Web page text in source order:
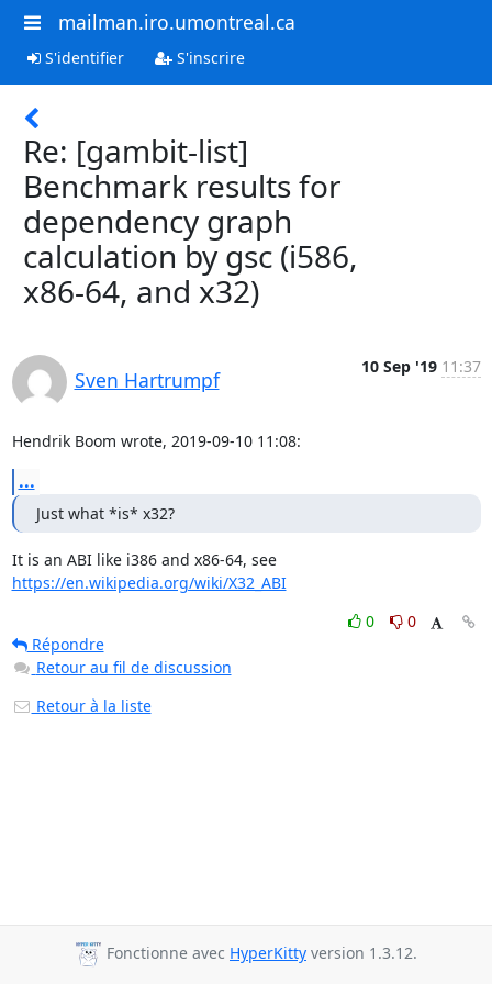
mailman.iro.umontreal.ca
S'identifier S'inscrire
Re: [gambit-list]
Benchmark results for
dependency graph
calculation by gsc (i586,
x86-64, and x32)
Sven Hartrumpf
10 Sep '19 11:37
Hendrik Boom wrote, 2019-09-10 11:08:
...
Just what *is* x32?
It is an ABI like i386 and x86-64, see
https://en.wikipedia.org/wiki/X32_ABI
0
0
Répondre
Retour au fil de discussion
Retour à la liste
Fonctionne avec HyperKitty version 1.3.12.